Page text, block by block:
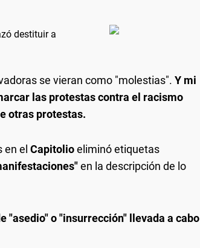
destituir a
se vieran como "molestias". Y mi
las protestas contra el racismo
otras protestas.
el Capitolioeliminó etiquetas
en la descripción de lo
"asedio" o "insurrección" llevada a cabo